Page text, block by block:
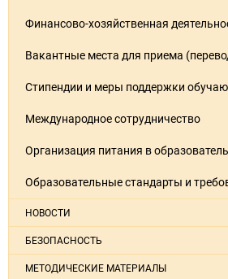
Финансово-хозяйственная
Вакантные места для приема
Стипендии и меры поддержки
Международное сотрудничество
Организация питания в
Образовательные стандарты и
НОВОСТИ
БЕЗОПАСНОСТЬ
МЕТОДИЧЕСКИЕ МАТЕРИАЛЫ